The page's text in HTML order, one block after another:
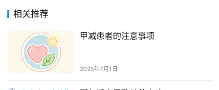
相关推荐
甲减患者的注意事项
2025年7月1日